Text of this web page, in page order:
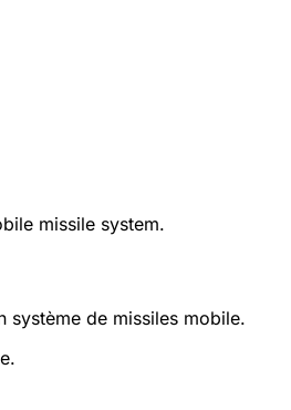
missile system.
système de missiles mobile.